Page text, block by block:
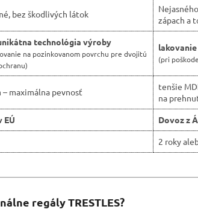
bez škodlivých látok
zápach a
technológia výroby
na pozinkovanom povrchu pre dvojitú
(pri
– maximálna pevnosť
tenšie
na
EÚ
Dovoz z
2 roky
regály TRESTLES?